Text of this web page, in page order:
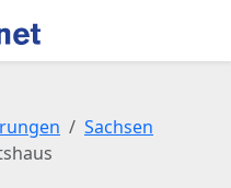
Sachsen